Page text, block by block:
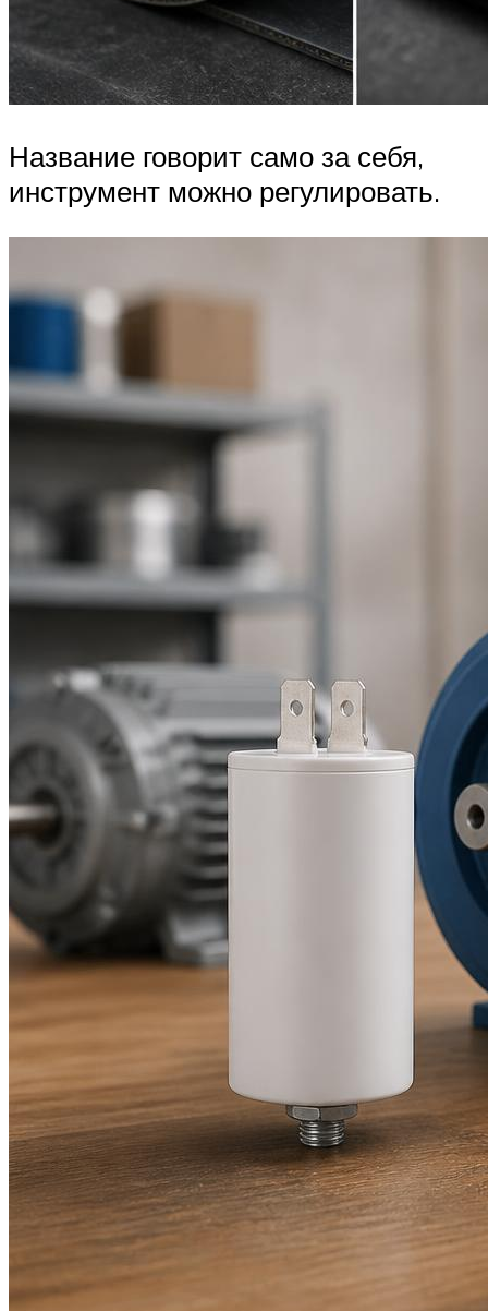
Название говорит само за себя,
инструмент можно регулировать.